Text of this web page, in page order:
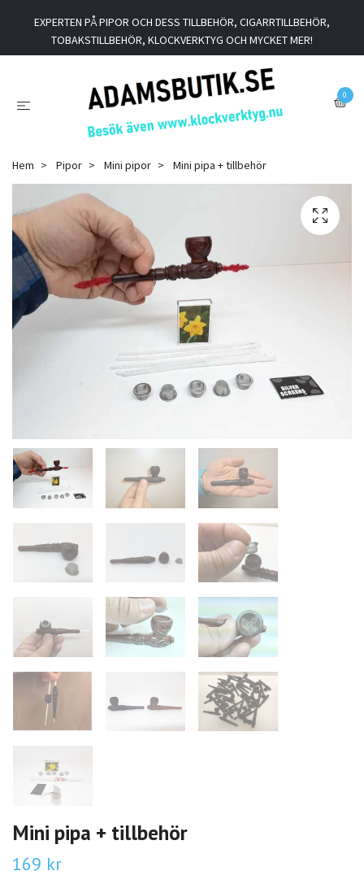
EXPERTEN PÅ PIPOR OCH DESS TILLBEHÖR, CIGARRTILLBEHÖR,
TOBAKSTILLBEHÖR, KLOCKVERKTYG OCH MYCKET MER!
0
Hem Pipor Mini pipor Mini pipa + tillbehör
Mini pipa + tillbehör
169 kr